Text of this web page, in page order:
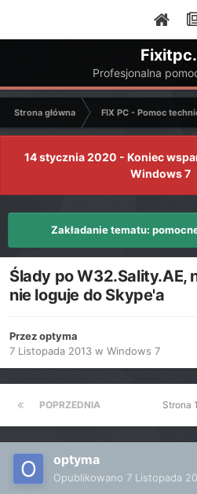
Profesjonalna
Strona główna FIX PC - Pomoc
14 stycznia 2020 - Koniec
Windows 7
Zakładanie tematu:
Ślady po W32.Sality.AE,
nie loguje do Skype'a
Przezoptyma
7 Listopada 2013 w Windows 7
POPRZEDNIA Strona
optyma
Opublikowano 7 Listopada